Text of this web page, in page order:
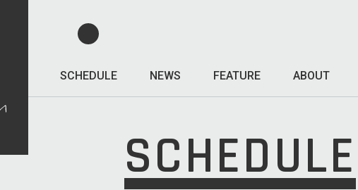
SCHEDULE NEWS FEATURE ABOUT
SCHEDULE